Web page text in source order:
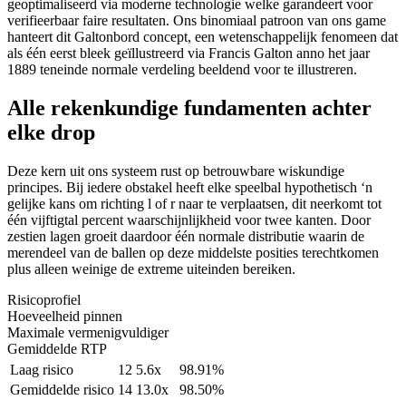
geoptimaliseerd via moderne technologie welke garandeert voor
verifieerbaar faire resultaten. Ons binomiaal patroon van ons game
hanteert dit Galtonbord concept, een wetenschappelijk fenomeen dat
als één eerst bleek geïllustreerd via Francis Galton anno het jaar
1889 teneinde normale verdeling beeldend voor te illustreren.
Alle rekenkundige fundamenten achter
elke drop
Deze kern uit ons systeem rust op betrouwbare wiskundige
principes. Bij iedere obstakel heeft elke speelbal hypothetisch ‘n
gelijke kans om richting l of r naar te verplaatsen, dit neerkomt tot
één vijftigtal percent waarschijnlijkheid voor twee kanten. Door
zestien lagen groeit daardoor één normale distributie waarin de
merendeel van de ballen op deze middelste posities terechtkomen
plus alleen weinige de extreme uiteinden bereiken.
Risicoprofiel
Hoeveelheid pinnen
Maximale vermenigvuldiger
Gemiddelde RTP
Laag risico
12 5.6x
98.91%
Gemiddelde risico 14 13.0x
98.50%